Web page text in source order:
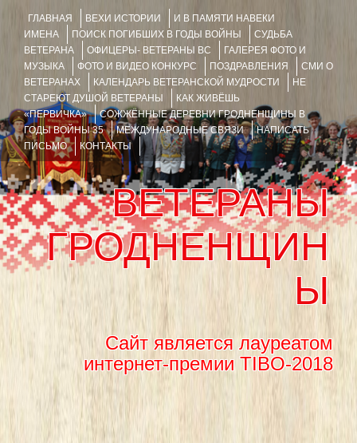
ГЛАВНАЯ ВЕХИ ИСТОРИИ
И В ПАМЯТИ НАВЕКИ
ИМЕНА
ПОИСК ПОГИБШИХ В ГОДЫ ВОЙНЫ
СУДЬБА
ВЕТЕРАНА
ОФИЦЕРЫ- ВЕТЕРАНЫ ВС
ГАЛЕРЕЯ ФОТО И
МУЗЫКА
ФОТО И ВИДЕО КОНКУРС ПОЗДРАВЛЕНИЯ
СМИ О
ВЕТЕРАНАХ
КАЛЕНДАРЬ ВЕТЕРАНСКОЙ МУДРОСТИ
НЕ
СТАРЕЮТ ДУШОЙ ВЕТЕРАНЫ
КАК ЖИВЁШЬ
«ПЕРВИЧКА»
СОЖЖЁННЫЕ ДЕРЕВНИ ГРОДНЕНЩИНЫ В
ГОДЫ ВОЙНЫ 35
МЕЖДУНАРОДНЫЕ СВЯЗИ
НАПИСАТЬ
ПИСЬМО
КОНТАКТЫ
ВЕТЕРАНЫ
ГРОДНЕНЩИН
Ы
Сайт является лауреатом
интернет-премии TIBO-2018